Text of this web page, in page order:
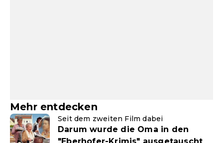
Mehr entdecken
Seit dem zweiten Film dabei
Darum wurde die Oma in den